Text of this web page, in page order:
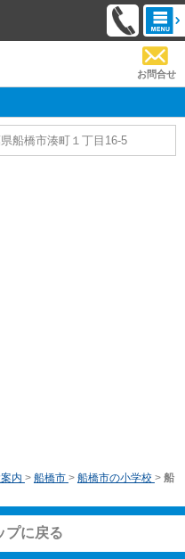
お問合せ
船橋市湊町１丁目16-5
内 > 船橋市 > 船橋市の小学校 > 船
プに戻る